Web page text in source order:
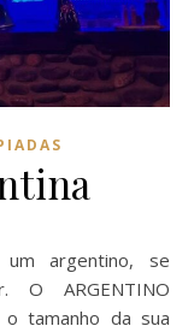
O ARGENTINO
o tamanho da sua